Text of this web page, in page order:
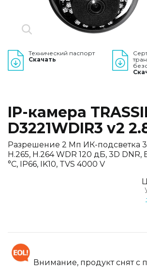
Технический паспорт
Скачать
IP-камера
D3221WDIR3 v2
Разрешение 2 Мп ИК-подсветка
H.265, H.264 WDR 120 дБ, 3D DNR,
°C, IP66, IK10, TVS 4000 V
Внимание, продукт снят с